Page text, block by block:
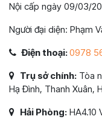
Nội cấp ngày 09/03/
Người đại diện: Phạm
Điện thoại:0978
Trụ sở chính: Tòa
Hạ Đình, Thanh Xuân,
Hải Phòng: HA4.10